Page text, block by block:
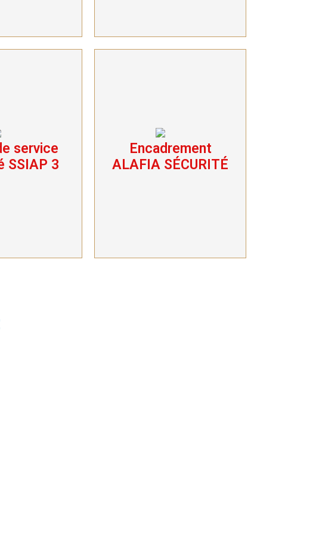
service
SSIAP 3
service
SSIAP 3
Encadrement
ALAFIA SÉCURITÉ
Encadrement
ALAFIA SÉCURITÉ